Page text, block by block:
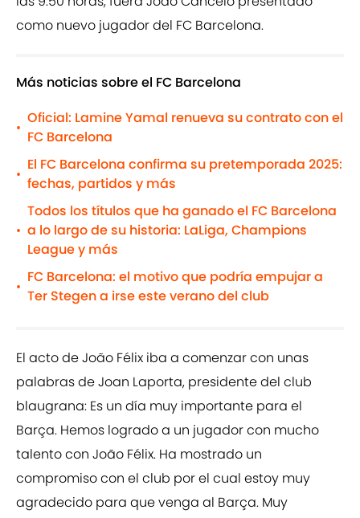
como nuevo jugador del FC Barcelona.
Más noticias sobre el FC Barcelona
•
Oficial: Lamine Yamal renueva su contrato con el
FC Barcelona
•
El FC Barcelona confirma su pretemporada 2025:
fechas, partidos y más
•
Todos los títulos que ha ganado el FC Barcelona
a lo largo de su historia: LaLiga, Champions
League y más
•
FC Barcelona: el motivo que podría empujar a
Ter Stegen a irse este verano del club
El acto de João Félix iba a comenzar con unas
palabras de Joan Laporta, presidente del club
blaugrana: Es un día muy importante para el
Barça. Hemos logrado a un jugador con mucho
talento con João Félix. Ha mostrado un
compromiso con el club por el cual estoy muy
agradecido para que venga al Barça. Muy